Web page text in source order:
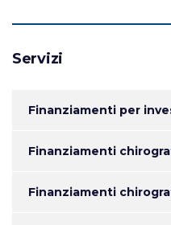
Servizi
Finanziamenti per
Finanziamenti
Finanziamenti